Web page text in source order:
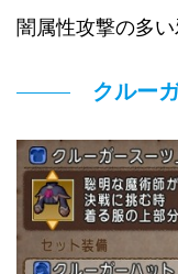
闇属性攻撃の多
クルー